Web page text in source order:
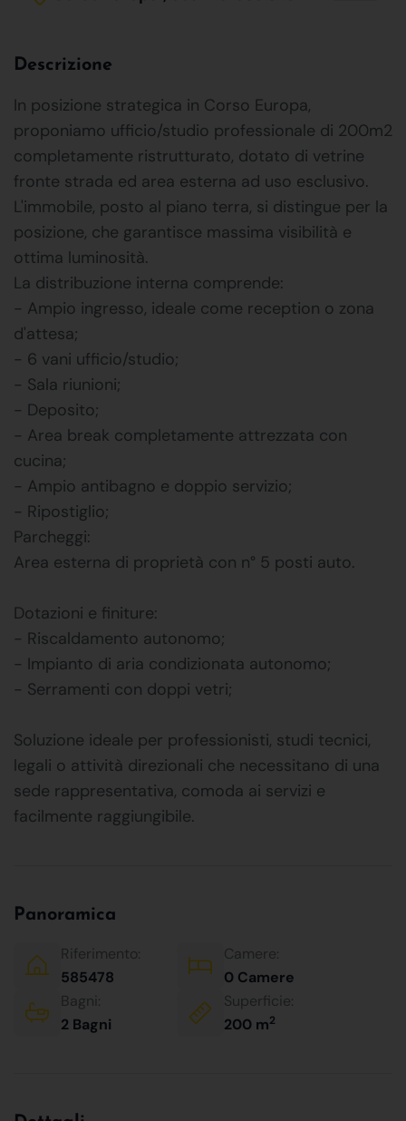
Descrizione
In posizione strategica in Corso Europa,
proponiamo ufficio/studio professionale di 200m2
completamente ristrutturato, dotato di vetrine
fronte strada ed area esterna ad uso esclusivo.
L'immobile, posto al piano terra, si distingue per la
posizione, che garantisce massima visibilità e
ottima luminosità.
La distribuzione interna comprende:
- Ampio ingresso, ideale come reception o zona
d'attesa;
- 6 vani ufficio/studio;
- Sala riunioni;
- Deposito;
- Area break completamente attrezzata con
cucina;
- Ampio antibagno e doppio servizio;
- Ripostiglio;
Parcheggi:
Area esterna di proprietà con n° 5 posti auto.
Dotazioni e finiture:
- Riscaldamento autonomo;
- Impianto di aria condizionata autonomo;
- Serramenti con doppi vetri;
Soluzione ideale per professionisti, studi tecnici,
legali o attività direzionali che necessitano di una
sede rappresentativa, comoda ai servizi e
facilmente raggiungibile.
Panoramica
Riferimento:
585478
Camere:
0 Camere
Bagni:
2 Bagni
Superficie:
200 m2